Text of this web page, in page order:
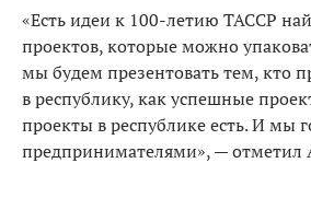
«Есть идеи к 100-летию ТАССР
проектов, которые можно
мы будем презентовать тем, кто
в республику, как успешные
проекты в республике есть. И мы
предпринимателями», — отметил